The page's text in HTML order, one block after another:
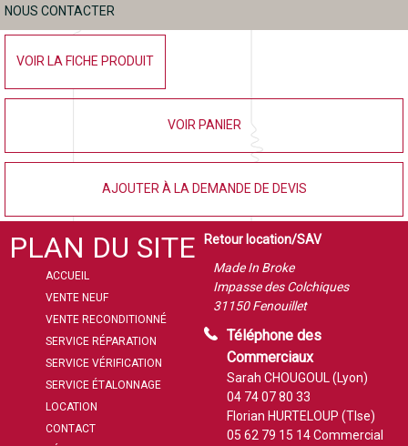
NOUS CONTACTER
VOIR LA FICHE PRODUIT
VOIR PANIER
AJOUTER À LA DEMANDE DE DEVIS
PLAN DU SITE
ACCUEIL
VENTE NEUF
VENTE RECONDITIONNÉ
SERVICE RÉPARATION
SERVICE VÉRIFICATION
SERVICE ÉTALONNAGE
LOCATION
CONTACT
Retour location/SAV
Made In Broke
Impasse des Colchiques
31150 Fenouillet
Téléphone des
Commerciaux
Sarah CHOUGOUL (Lyon)
04 74 07 80 33
Florian HURTELOUP (Tlse)
05 62 79 15 14Commercial